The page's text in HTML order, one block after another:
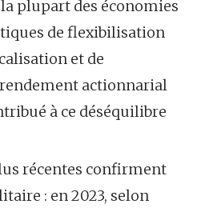
la plupart des économies
de flexibilisation
et de
actionnarial
à ce déséquilibre
récentes confirment
: en 2023, selon